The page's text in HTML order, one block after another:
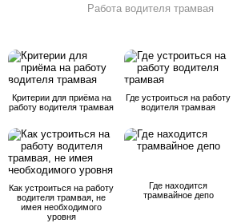
Работа водителя трамвая
Критерии для приёма на
работу водителя трамвая
Где устроиться на работу
водителя трамвая
Как устроиться на работу
водителя трамвая, не
имея необходимого
уровня
Где находится
трамвайное депо